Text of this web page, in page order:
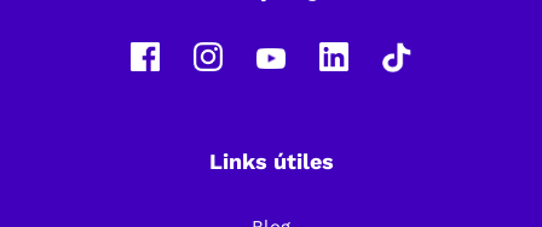
Links útiles